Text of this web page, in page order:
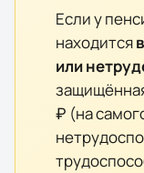
Если у
находится
или
₽ (на